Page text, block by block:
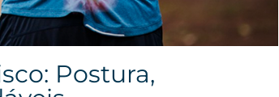
Postura,